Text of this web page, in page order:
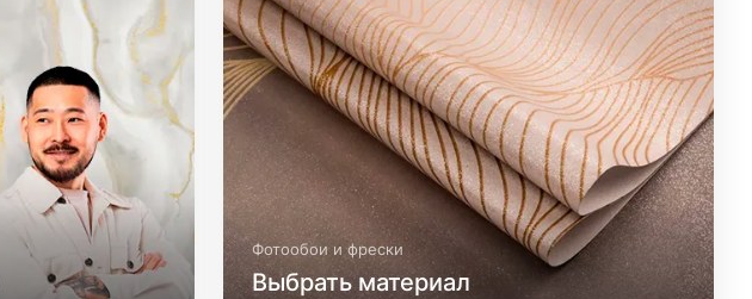
Фотообои и фрески
Выбрать материал